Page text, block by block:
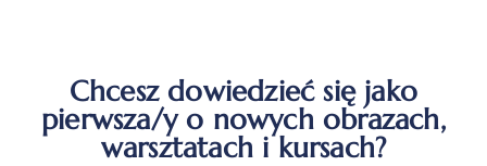
Chcesz dowiedzieć się jako
pierwsza/y o nowych obrazach,
warsztatach i kursach?